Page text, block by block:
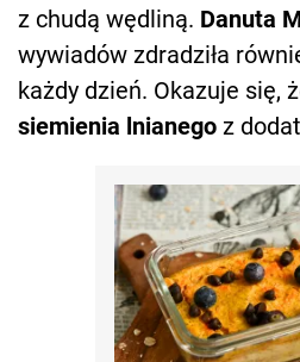
z chudą wędliną. Danuta
wywiadów zdradziła
każdy dzień. Okazuje się,
siemienia lnianego z